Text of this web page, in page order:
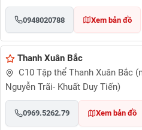
0948020788 Xem bản đồ
Thanh Xuân Bắc
C10 Tập thể Thanh Xuân Bắc
Nguyễn Trãi- Khuất Duy Tiến)
0969.5262.79 Xem bản đồ